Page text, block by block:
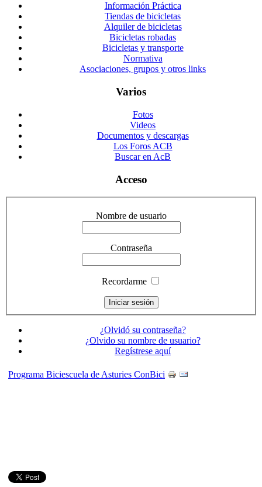
Información Práctica
Tiendas de bicicletas
Alquiler de bicicletas
Bicicletas robadas
Bicicletas y transporte
Normativa
Asociaciones, grupos y otros links
Varios
Fotos
Videos
Documentos y descargas
Los Foros ACB
Buscar en AcB
Acceso
Nombre de usuario
Contraseña
Recordarme
¿Olvidó su contraseña?
¿Olvido su nombre de usuario?
Regístrese aquí
Programa Biciescuela de Asturies ConBici